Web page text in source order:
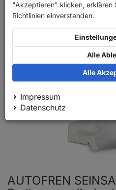
AUTOFREN
"Akzeptieren" klicken, erklären
Richtlinien einverstanden.
Alle
Alle
Impressum
Datenschutz